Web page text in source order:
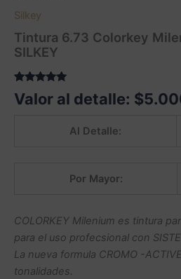
Silkey
Tintura 6.73 Colorkey
SILKEY
Valorado
5.00 sobre
1Valor al detalle: $
Al Detalle:
Por Mayor:
COLORKEY Milenium es tintura
para el uso profecsional con
La nueva formula CROMO -
tonalidades.